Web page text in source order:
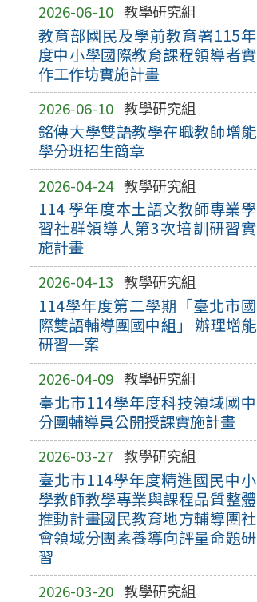
2026-06-10 教學研究組
教育部國民及學前教育署115年
度中小學國際教育課程領導者實
作工作坊實施計畫
2026-06-10 教學研究組
銘傳大學雙語教學在職教師增能
學分班招生簡章
2026-04-24 教學研究組
114 學年度本土語文教師專業學
習社群領導人第3次培訓研習實
施計畫
2026-04-13 教學研究組
114學年度第二學期「臺北市國
際雙語輔導團國中組」 辦理增能
研習一案
2026-04-09 教學研究組
臺北市114學年度科技領域國中
分團輔導員公開授課實施計畫
2026-03-27 教學研究組
臺北市114學年度精進國民中小
學教師教學專業與課程品質整體
推動計畫國民教育地方輔導團社
會領域分團素養導向評量命題研
習
2026-03-20 教學研究組